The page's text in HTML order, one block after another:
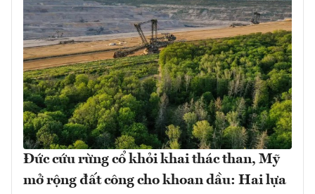
Đức cứu rừng cổ khỏi khai thác than, Mỹ
mở rộng đất công cho khoan dầu: Hai lựa